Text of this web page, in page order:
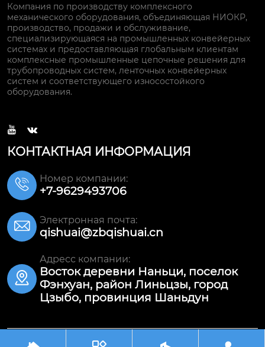
Компания по производству комплексного
механического оборудования, объединяющая НИОКР,
производство, продажи и обслуживание,
специализирующаяся на промышленных конвейерных
системах и предоставляющая глобальным клиентам
комплексные промышленные цепочные решения для
трубопроводных систем, ленточных конвейерных
систем и соответствующего износостойкого
оборудования.
 
КОНТАКТНАЯ ИНФОРМАЦИЯ
 Номер компании:
+7-9629493706
 Электронная почта:
qishuai@zbqishuai.cn

Адресс компании:
Восток деревни Наньци, поселок
Фэнхуан, район Линьцзы, город
Цзыбо, провинция Шаньдун